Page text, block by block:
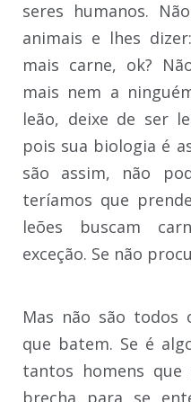
seres humanos.
animais e lhes
mais carne, ok?
mais nem a
leão, deixe de ser
pois sua biologia é
são assim, não
teríamos que
leões buscam
exceção. Se não
Mas não são todos
que batem. Se é
tantos homens que